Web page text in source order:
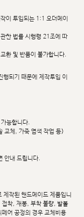
이 투입되는 1:1 오더메이
한 법률 시행령 21조에 따
환 및 반품이 불가합니다.
되기 때문에 제작투입 이
능합니다.
교체, 가죽 염색 작업 등)
안내 드립니다.
제작된 핸드메이드 제품입니
접착, 재봉, 부착 불량, 발볼
어 공정의 경우 교체비용